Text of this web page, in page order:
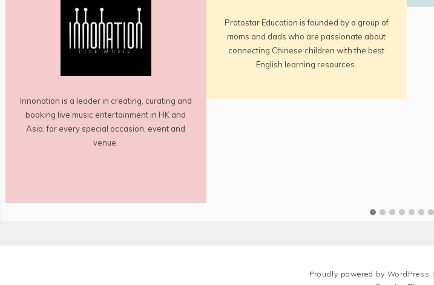
Innonation is a leader in creating, curating and
booking live music entertainment in HK and
Asia, for every special occasion, event and
venue.
Protostar Education is founded by a group of
moms and dads who are passionate about
connecting Chinese children with the best
English learning resources.
Proudly powered by WordPress |